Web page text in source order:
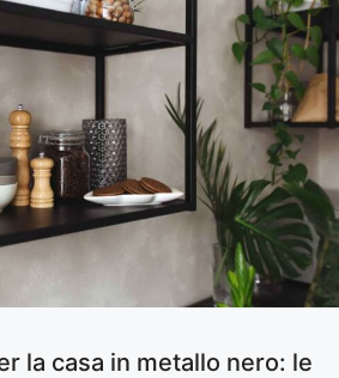
la casa in metallo nero: le